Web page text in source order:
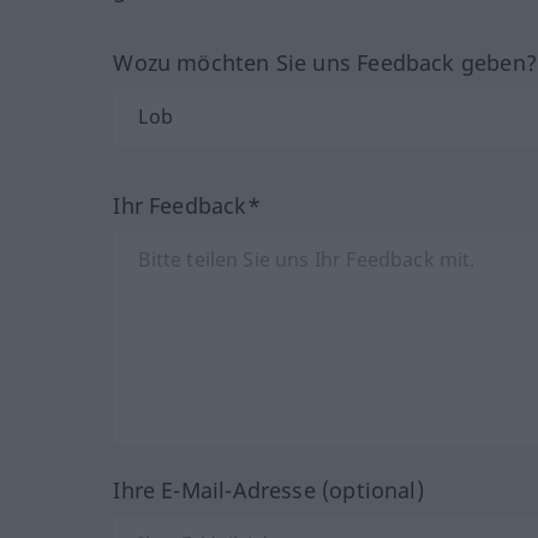
Wozu möchten Sie uns Feedback
Ihr Feedback*
Ihre E-Mail-Adresse (optional)